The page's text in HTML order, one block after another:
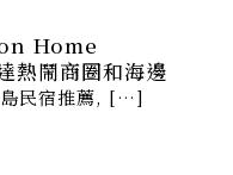
Home
熱鬧商圈和海邊
島民宿推薦, […]